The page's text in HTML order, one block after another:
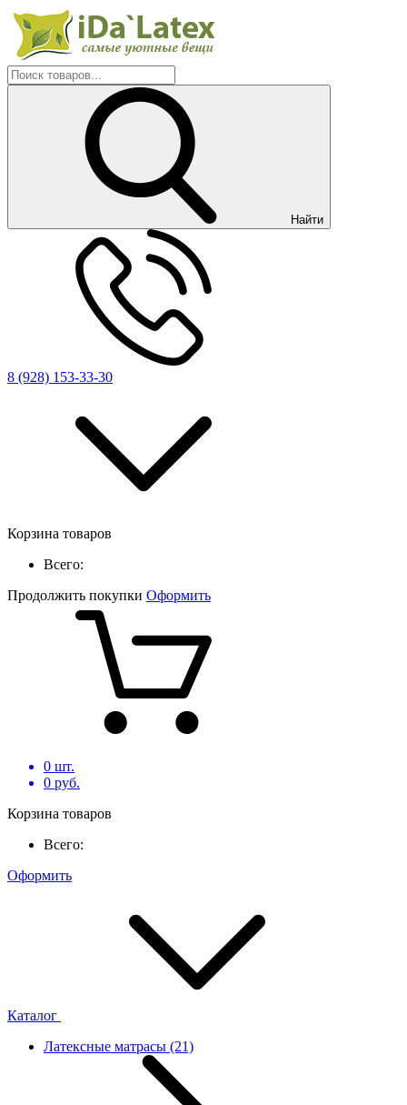
Найти
8 (928) 153-33-30
Корзина товаров
Всего:
Продолжить покупки Оформить
0 шт.
0 руб.
Корзина товаров
Всего:
Оформить
Каталог
Латексные матрасы (21)